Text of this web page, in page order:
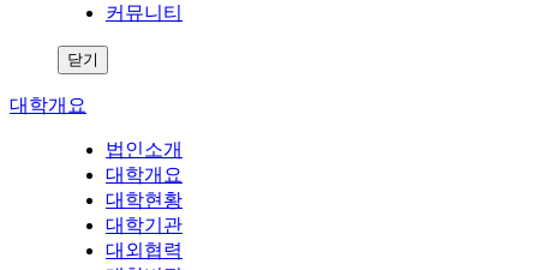
커뮤니티
닫기
대학개요
법인소개
대학개요
대학현황
대학기관
대외협력